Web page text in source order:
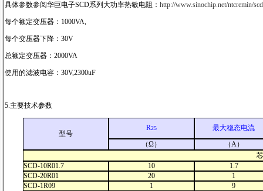
具体参数参阅华巨电子SCD系列大功率热敏电阻： http://www.sinochip.net/ntcremin/
每个额定变压器：1000VA,
每个变压器下降：30V
总额定变压器：2000VA
使用的滤波电容：30V,2300uF
5.主要技术参数
型号
R25
最大稳态电流
（Ω）
（A）
SCD-10R01.7
10
1.7
SCD-20R01
20
1
SCD-1R09
1
9